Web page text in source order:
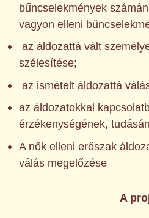
bűncselekmények
vagyon elleni
az áldozattá vált
szélesítése;
az ismételt áldozattá
az áldozatokkal
érzékenységének,
A nők elleni erőszak
válás megelőzése
A